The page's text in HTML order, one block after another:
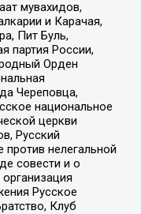
мувахидов,
и Карачая,
Пит Буль,
партия России,
Орден
Череповца,
национальное
церкви
Русский
нелегальной
совести и о
Русское
Клуб